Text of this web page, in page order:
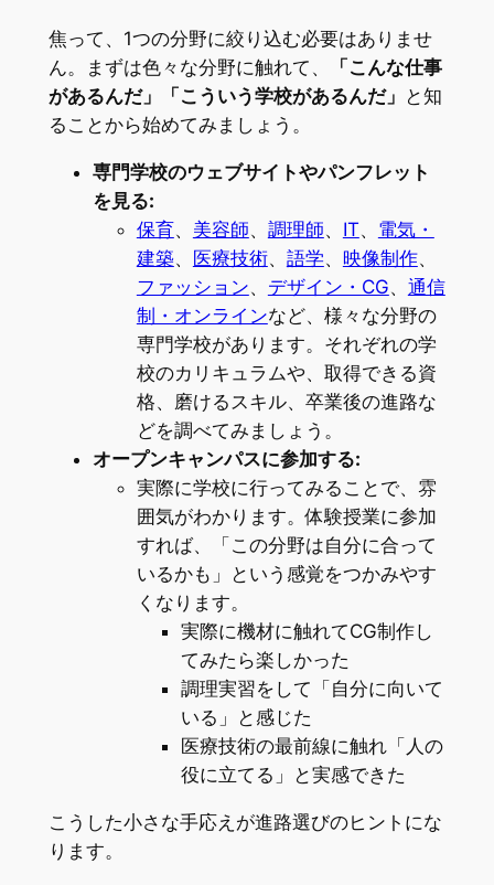
焦って、1つの分野に絞り込む必要はありませ
ん。まずは色々な分野に触れて、
「こんな仕事
があるんだ」「こういう学校があるんだ」 と知
ることから始めてみましょう。
専門学校のウェブサイトやパンフレット
を見る:
保育、 美容師、 調理師、 IT、 電気・
建築、 医療技術、 語学、 映像制作、
ファッション、 デザイン・CG、 通信
制・オンラインなど、様々な分野の
専門学校があります。それぞれの学
校のカリキュラムや、取得できる資
格、磨けるスキル、卒業後の進路な
どを調べてみましょう。
オープンキャンパスに参加する:
実際に学校に行ってみることで、雰
囲気がわかります。体験授業に参加
すれば、「この分野は自分に合って
いるかも」という感覚をつかみやす
くなります。
実際に機材に触れてCG制作し
てみたら楽しかった
調理実習をして「自分に向いて
いる」と感じた
医療技術の最前線に触れ「人の
役に立てる」と実感できた
こうした小さな手応えが進路選びのヒントにな
ります。